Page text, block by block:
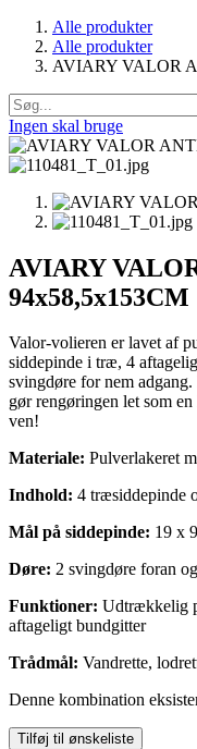
Alle produkter
Alle produkter
AVIARY VALOR
Ingen skal bruge
AVIARY
94x58,5x153CM
Valor-volieren er lavet af
siddepinde i træ, 4
svingdøre for nem
gør rengøringen let som
ven!
Materiale: Pulverlakeret
Indhold: 4 træsiddepinde
Mål på siddepinde: 19 x
Døre: 2 svingdøre foran
Funktioner: Udtrækkelig
aftageligt bundgitter
Trådmål: Vandrette,
Denne kombination
Tilføj til ønskeliste